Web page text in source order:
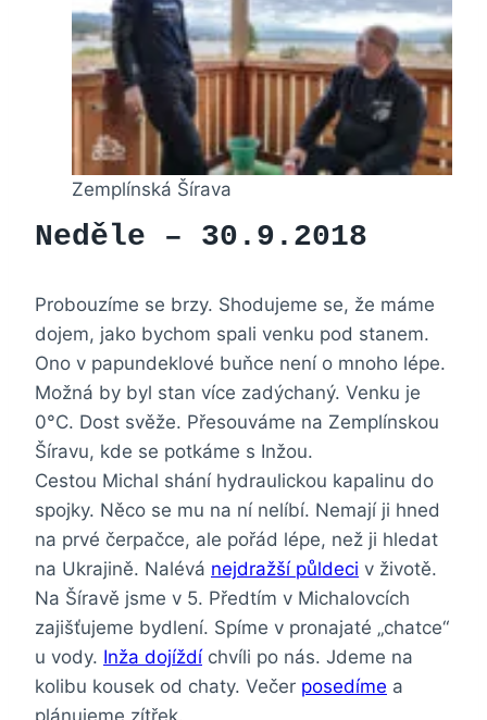
Zemplínská Šírava
Neděle – 30.9.2018
Probouzíme se brzy. Shodujeme se, že máme
dojem, jako bychom spali venku pod stanem.
Ono v papundeklové buňce není o mnoho lépe.
Možná by byl stan více zadýchaný. Venku je
0°C. Dost svěže. Přesouváme na Zemplínskou
Šíravu, kde se potkáme s Inžou.
Cestou Michal shání hydraulickou kapalinu do
spojky. Něco se mu na ní nelíbí. Nemají ji hned
na prvé čerpačce, ale pořád lépe, než ji hledat
na Ukrajině. Nalévá nejdražší půldeci v životě.
Na Šíravě jsme v 5. Předtím v Michalovcích
zajišťujeme bydlení. Spíme v pronajaté „chatce“
u vody. Inža dojíždíchvíli po nás. Jdeme na
kolibu kousek od chaty. Večer posedíme a
plánujeme zítřek.